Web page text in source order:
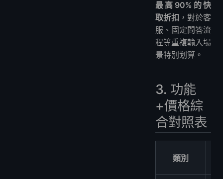
最高90%的快
取折扣 ，對於客
服、固定問答流
程等重複輸入場
景特別划算。
3. 功能
+價格綜
合對照表
類別